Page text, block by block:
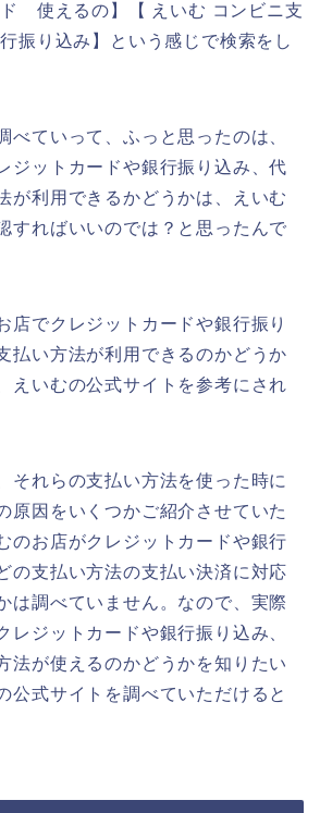
使えるの】【 えいむ コンビニ支
振り込み】という感じで検索をし
べていって、ふっと思ったのは、
ジットカードや銀行振り込み、代
が利用できるかどうかは、えいむ
すればいいのでは？と思ったんで
店でクレジットカードや銀行振り
払い方法が利用できるのかどうか
えいむの公式サイトを参考にされ
それらの支払い方法を使った時に
原因をいくつかご紹介させていた
のお店がクレジットカードや銀行
の支払い方法の支払い決済に対応
は調べていません。なので、実際
レジットカードや銀行振り込み、
法が使えるのかどうかを知りたい
公式サイトを調べていただけると